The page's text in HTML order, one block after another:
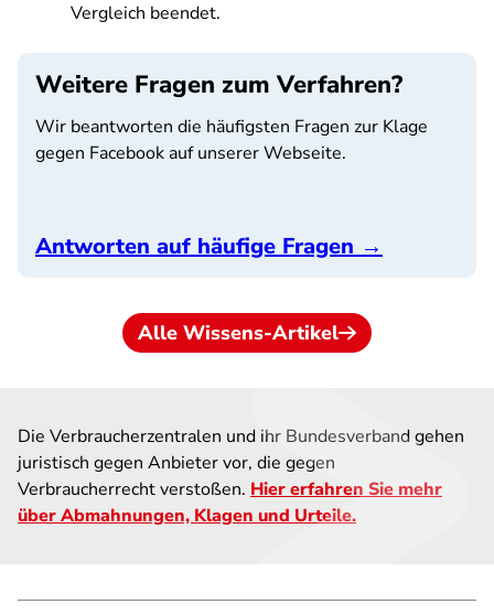
Vergleich beendet.
Weitere Fragen zum Verfahren?
Wir beantworten die häufigsten Fragen zur Klage
gegen Facebook auf unserer Webseite.
Antworten auf häufige Fragen →
Alle Wissens-Artikel
Die Verbraucherzentralen und ihr Bundesverband gehen
juristisch gegen Anbieter vor, die gegen
Verbraucherrecht verstoßen. Hier erfahren Sie mehr
über Abmahnungen, Klagen und Urteile.